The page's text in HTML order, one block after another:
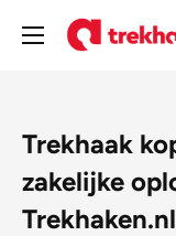
naar
Trekhaken
Trekhaak
zakelijke
Trekhaken.nl